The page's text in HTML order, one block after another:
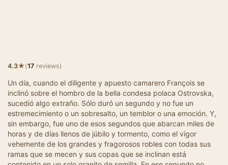
4.3★(17 reviews)
Un día, cuando el diligente y apuesto camarero François se
inclinó sobre el hombro de la bella condesa polaca Ostrovska,
sucedió algo extraño. Sólo duró un segundo y no fue un
estremecimiento o un sobresalto, un temblor o una emoción. Y,
sin embargo, fue uno de esos segundos que abarcan miles de
horas y de días llenos de júbilo y tormento, como el vigor
vehemente de los grandes y fragorosos robles con todas sus
ramas que se mecen y sus copas que se inclinan está